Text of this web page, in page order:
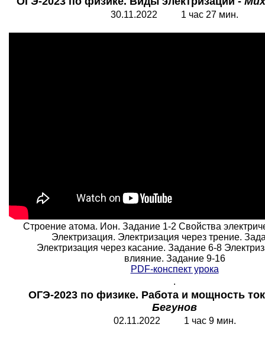
30.11.2022 1 час 27 мин.
Строение атома. Ион. Задание 1-2 Свойства
Электризация. Электризация через трение.
Электризация через касание. Задание 6-8
влияние. Задание 9-16
PDF-конспект урока
.
ОГЭ-2023 по физике. Работа и мощность
Бегунов
02.11.2022 1 час 9 мин.